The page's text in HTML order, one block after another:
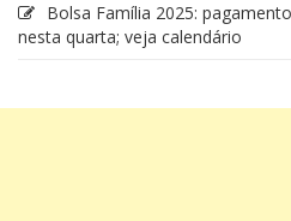
Bolsa Família 2025:
nesta quarta; veja calendário